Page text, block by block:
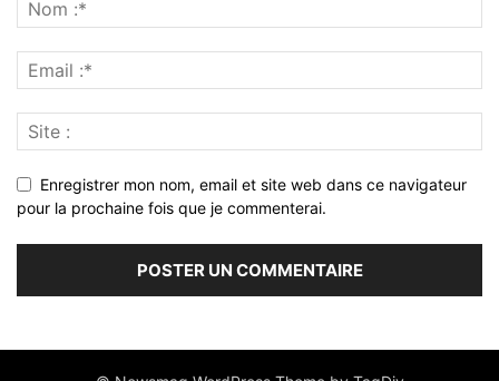
Enregistrer mon nom, email et site web dans ce navigateur
pour la prochaine fois que je commenterai.